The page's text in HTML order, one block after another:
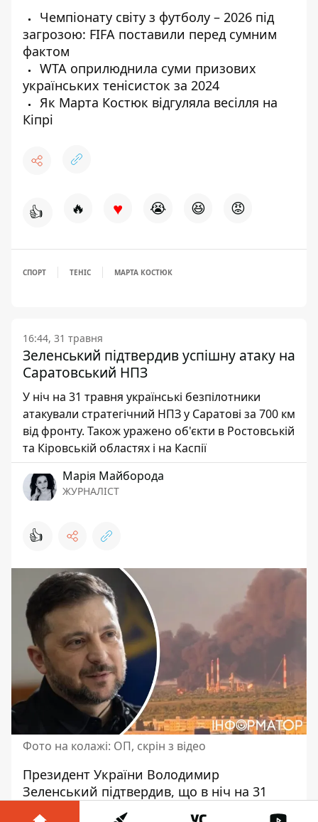
Чемпіонату світу з футболу – 2026 під
загрозою: FIFA поставили перед сумним
фактом
WTA оприлюднила суми призових
українських тенісисток за 2024
Як Марта Костюк відгуляла весілля на
Кіпрі
👍 🔥 ♥ 😭 😆 😡
СПОРТ ТЕНІС МАРТА КОСТЮК
16:44, 31 травня
Зеленський підтвердив успішну атаку на
Саратовський НПЗ
У ніч на 31 травня українські безпілотники
атакували стратегічний НПЗ у Саратові за 700 км
від фронту. Також уражено об'єкти в Ростовській
та Кіровській областях і на Каспії
Марія Майборода
ЖУРНАЛІСТ
👍
Фото на колажі: ОП, скрін з відео
Президент України Володимир
Зеленський підтвердив, що в ніч на 31
травня українські безпілотники атакували